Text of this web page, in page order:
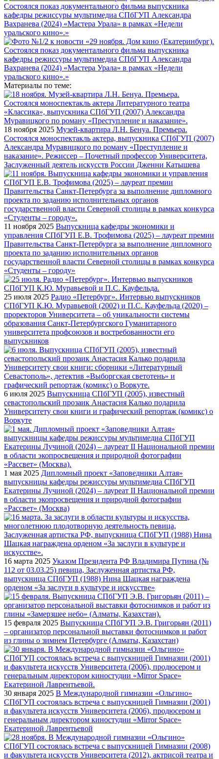
Материалы по теме:
18 ноября 2025 Музей-квартира Л.Н. Бенуа. Премьера.
Состоялся моноспектакль актера, выпускника СПбГУП (2007)
Александра Муравицкого по роману «Преступление и
наказание». Режиссер – Почетный профессор Университета,
Заслуженный деятель искусств России Дженни Катышева
11 ноября 2025 Выпускница кафедры экономики и
управления СПбГУП Е.В. Трофимова (2025) – лауреат премии
Правительства Санкт-Петербурга за выполнение дипломного
проекта по заданию исполнительных органов
государственной власти Северной столицы в рамках конкурса
«Студенты – городу»
25 июля 2025 Радио «Петербург». Интервью выпускников
СПбГУП К.Ю. Муравьевой (2002) и П.С. Кауфельда (2020) –
проректоров Университета – об уникальности системы
образования Санкт-Петербургского Гуманитарного
университета профсоюзов и востребованности его
выпускников
6 июля 2025 Выпускница СПбГУП (2005), известный
севастопольский прозаик Анастасия Калько подарила
Университету свои книги и графический репортаж (комикс) о
Воркуте
1 мая 2025 Дипломный проект «Заповедники Алтая»
выпускницы кафедры режиссуры мультимедиа СПбГУП
Екатерины Лучиной (2024) – лауреат II Национальной премии
в области экопросвещения и природной фотографии
«Рассвет» (Москва)
16 марта 2025 Указом Президента РФ Владимира Путина (№
112 от 03.03.25) певица, Заслуженная артистка РФ,
выпускница СПбГУП (1988) Нина Шацкая награждена
орденом «За заслуги в культуре и искусстве»
15 февраля 2025 Выпускница СПбГУП Э.В. Григорьян (2011)
– организатор персональной выставки фотоснимков и работ
из глины о зимнем Петербурге (Алматы, Казахстан)
30 января 2025 В Международной гимназии «Ольгино»
СПбГУП состоялась встреча с выпускницей Гимназии (2001)
и факультета искусств Университета (2006), продюсером и
генеральным директором киностудии «Mirror Space»
Екатериной Лаврентьевой